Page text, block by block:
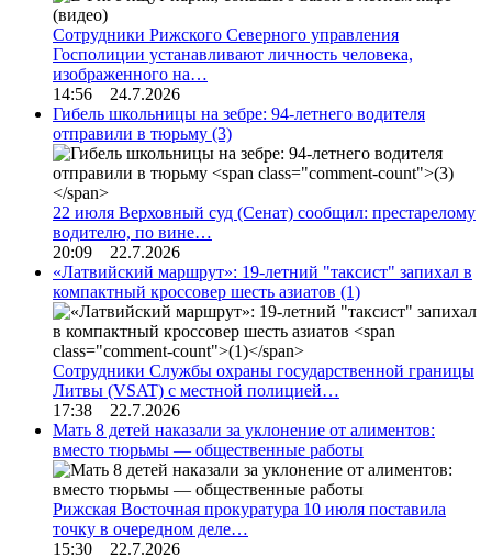
Сотрудники Рижского Северного управления
Госполиции устанавливают личность человека,
изображенного на…
14:56 24.7.2026
Гибель школьницы на зебре: 94-летнего водителя
отправили в тюрьму (3)
22 июля Верховный суд (Сенат) сообщил: престарелому
водителю, по вине…
20:09 22.7.2026
«Латвийский маршрут»: 19-летний "таксист" запихал в
компактный кроссовер шесть азиатов (1)
Сотрудники Службы охраны государственной границы
Литвы (VSAT) с местной полицией…
17:38 22.7.2026
Мать 8 детей наказали за уклонение от алиментов:
вместо тюрьмы — общественные работы
Рижская Восточная прокуратура 10 июля поставила
точку в очередном деле…
15:30 22.7.2026